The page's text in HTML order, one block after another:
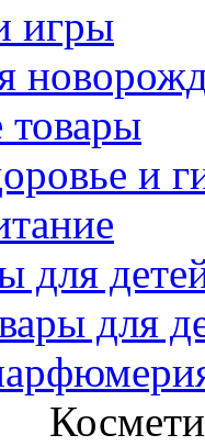
игры
и
для
для